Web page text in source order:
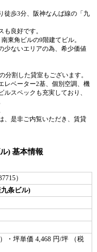
徒歩3分、阪神なんば線の「九
良好です。
東角ビルの9階建てビル。
少ないエリアの為、希少価値
分割した貸室もございます。
レベーター2基、個別空調、機
スペックも充実しており、
、是非ご内覧いただき、賃貸
) 基本情報
）
条ビル)
・坪単価 4,468 円/坪 （税